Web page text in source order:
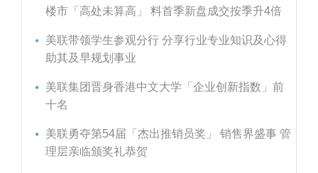
楼市「高处未算高」 料首季新盘成交按季升4倍
美联带领学生参观分行 分享行业专业知识及心得
助其及早规划事业
美联集团晋身香港中文大学「企业创新指数」前
十名
美联勇夺第54届「杰出推销员奖」 销售界盛事 管
理层亲临颁奖礼恭贺